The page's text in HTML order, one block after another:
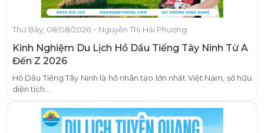
Thứ Bảy, 08/08/2026 - Nguyễn Thị Hải Phượng
Kinh Nghiệm Du Lịch Hồ Dầu Tiếng Tây Ninh Từ A
Đến Z 2026
Hồ Dầu Tiếng Tây Ninh là hồ nhân tạo lớn nhất Việt Nam, sở hữu
diện tích...